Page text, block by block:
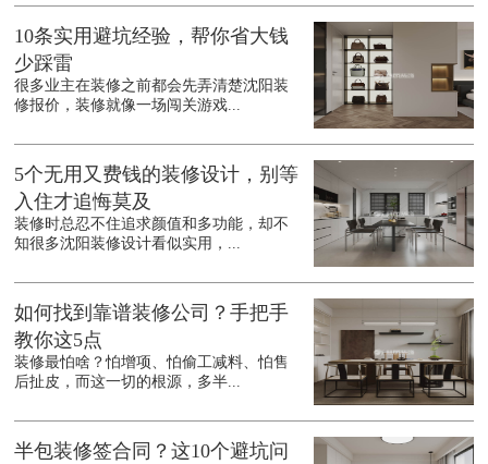
10条实用避坑经验，帮你省大钱
少踩雷
很多业主在装修之前都会先弄清楚沈阳装
修报价，装修就像一场闯关游戏...
5个无用又费钱的装修设计，别等
入住才追悔莫及
装修时总忍不住追求颜值和多功能，却不
知很多沈阳装修设计看似实用，...
如何找到靠谱装修公司？手把手
教你这5点
装修最怕啥？怕增项、怕偷工减料、怕售
后扯皮，而这一切的根源，多半...
半包装修签合同？这10个避坑问